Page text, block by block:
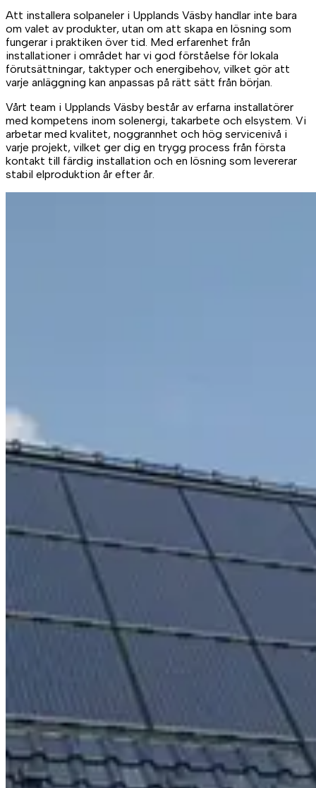
Att installera solpaneler i Upplands Väsby handlar inte bara
om valet av produkter, utan om att skapa en lösning som
fungerar i praktiken över tid. Med erfarenhet från
installationer i området har vi god förståelse för lokala
förutsättningar, taktyper och energibehov, vilket gör att
varje anläggning kan anpassas på rätt sätt från början.
Vårt team i Upplands Väsby består av erfarna installatörer
med kompetens inom solenergi, takarbete och elsystem. Vi
arbetar med kvalitet, noggrannhet och hög servicenivå i
varje projekt, vilket ger dig en trygg process från första
kontakt till färdig installation och en lösning som levererar
stabil elproduktion år efter år.